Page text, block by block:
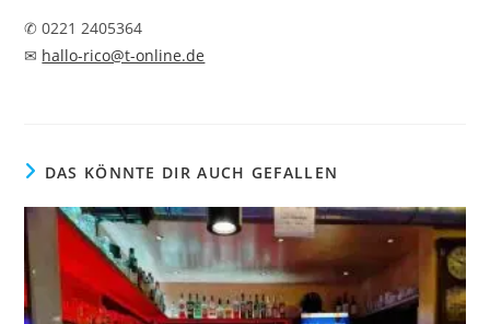
✆ 0221 2405364
✉ hallo-rico@t-online.de
DAS KÖNNTE DIR AUCH GEFALLEN